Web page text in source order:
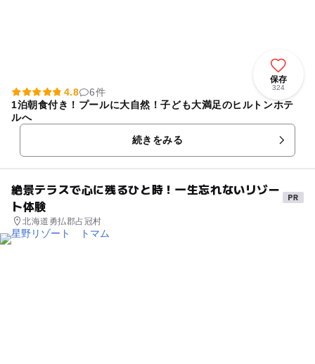
保存
324
4.8
6件
1泊朝食付き！プールに大自然！子ども大満足のヒルトンホテ
ルへ
続きをみる
絶景テラスで心に残るひと時！一生忘れないリゾー
ト体験
北海道勇払郡占冠村